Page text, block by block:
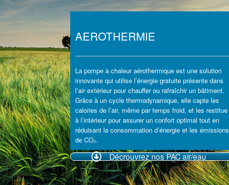
AEROTHERMIE
La pompe à chaleur aérothermique est une solution
innovante qui utilise l’énergie gratuite présente dans
l’air extérieur pour chauffer ou rafraîchir un bâtiment.
Grâce à un cycle thermodynamique, elle capte les
calories de l’air, même par temps froid, et les restitue
à l’intérieur pour assurer un confort optimal tout en
réduisant la consommation d’énergie et les émissions
de CO₂.
Décrouvrez nos PAC air/eau